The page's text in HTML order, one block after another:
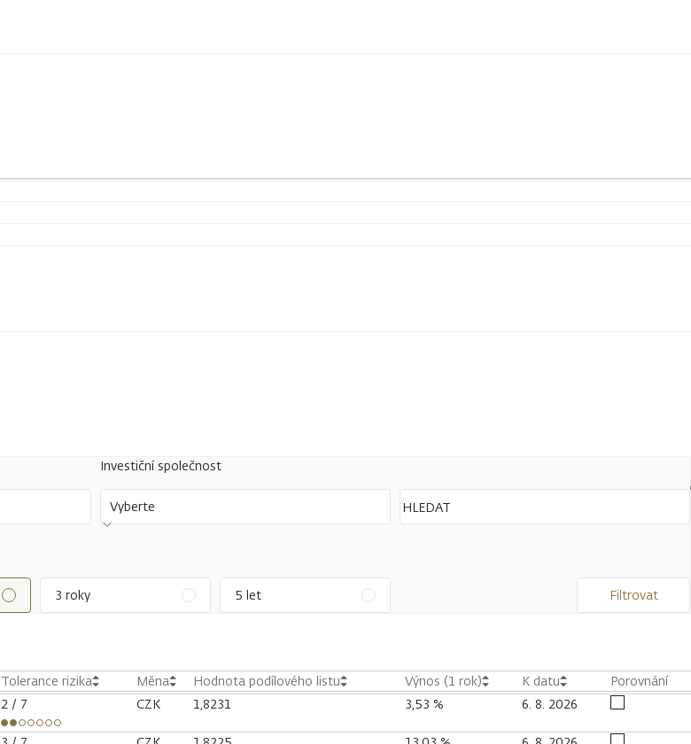
Investiční společnost
Vyberte
3 roky 5 let Filtrovat
Tolerance rizika Měna Hodnota podílového listu Výnos (1 rok) K datu Porovnání
2 / 7 CZK 1,8231 3,53 % 6. 8. 2026